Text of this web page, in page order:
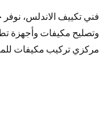
فني تكييف الاندلس،
وتصليح مكيفات وأجهزة
مركزي تركيب مكيفات